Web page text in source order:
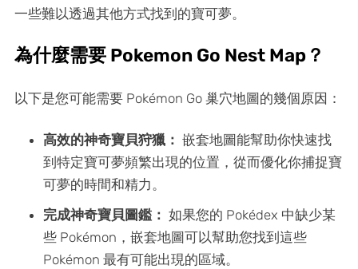
一些難以透過其他方式找到的寶可夢。
為什麼需要 Pokemon Go Nest Map？
以下是您可能需要 Pokémon Go 巢穴地圖的幾個原因：
高效的神奇寶貝狩獵： 嵌套地圖能幫助你快速找
到特定寶可夢頻繁出現的位置，從而優化你捕捉寶
可夢的時間和精力。
完成神奇寶貝圖鑑： 如果您的 Pokédex 中缺少某
些 Pokémon，嵌套地圖可以幫助您找到這些
Pokémon 最有可能出現的區域。